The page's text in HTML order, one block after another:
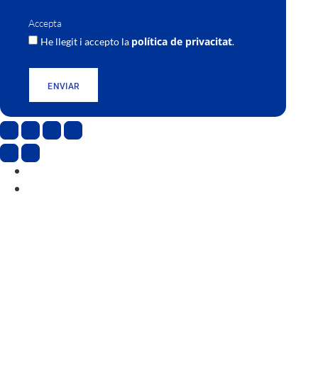
Accepta
He llegit i accepto la política de privacitat.
ENVIAR